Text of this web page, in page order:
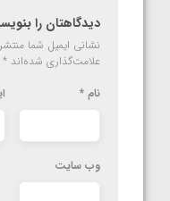
دیدگاهتان را
نشانی ایمیل شما
علامت‌گذاری شده‌اند *
نام *
وب‌ سایت